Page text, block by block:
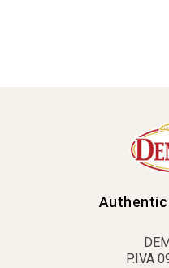
Authentic
P.IVA